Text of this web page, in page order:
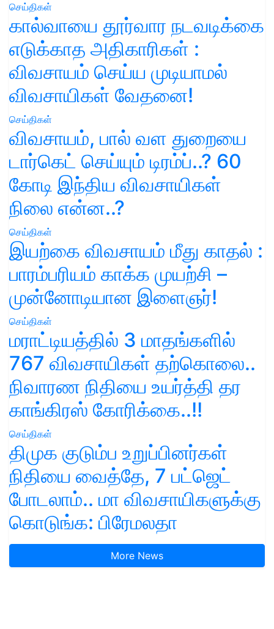
செய்திகள்
கால்வாயை தூர்வார நடவடிக்கை
எடுக்காத அதிகாரிகள் :
விவசாயம் செய்ய முடியாமல்
விவசாயிகள் வேதனை!
செய்திகள்
விவசாயம், பால் வள துறையை
டார்கெட் செய்யும் டிரம்ப்..? 60
கோடி இந்திய விவசாயிகள்
நிலை என்ன..?
செய்திகள்
இயற்கை விவசாயம் மீது காதல் :
பாரம்பரியம் காக்க முயற்சி –
முன்னோடியான இளைஞர்!
செய்திகள்
மராட்டியத்தில் 3 மாதங்களில்
767 விவசாயிகள் தற்கொலை..
நிவாரண நிதியை உயர்த்தி தர
காங்கிரஸ் கோரிக்கை..!!
செய்திகள்
திமுக குடும்ப உறுப்பினர்கள்
நிதியை வைத்தே, 7 பட்ஜெட்
போடலாம்.. மா விவசாயிகளுக்கு
கொடுங்க: பிரேமலதா
More News